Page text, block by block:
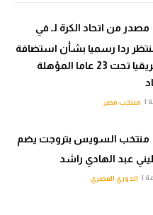
مصدر من اتحاد الكرة لـ في
ردا رسميا بشأن استضافة
كأس إفريقيا تحت 23 عاما المؤهلة
منتخب مصر
منتخب السويس بتروجت يضم
عبد الهادي راشد
الدوري المصري